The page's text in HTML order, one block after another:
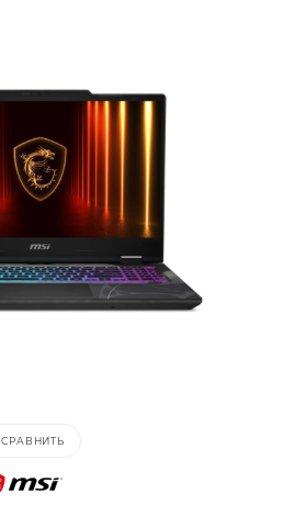
СРАВНИТЬ